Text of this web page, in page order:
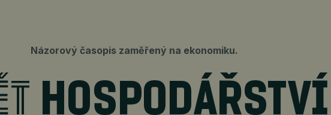
Názorový časopis zaměřený na ekonomiku.